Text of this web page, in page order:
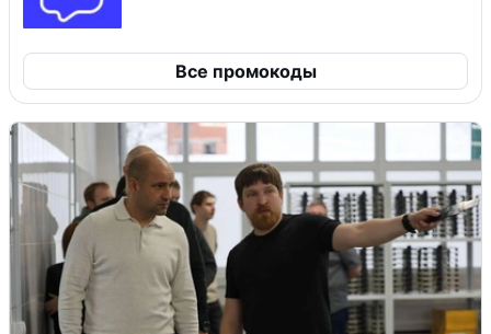
Все промокоды